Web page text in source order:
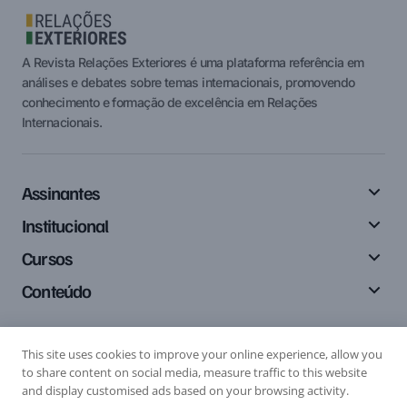
A Revista Relações Exteriores é uma plataforma referência em
análises e debates sobre temas internacionais, promovendo
conhecimento e formação de excelência em Relações
Internacionais.
Assinantes
Institucional
Cursos
Conteúdo
Siga-nos
This site uses cookies to improve your online experience, allow you
to share content on social media, measure traffic to this website
and display customised ads based on your browsing activity.